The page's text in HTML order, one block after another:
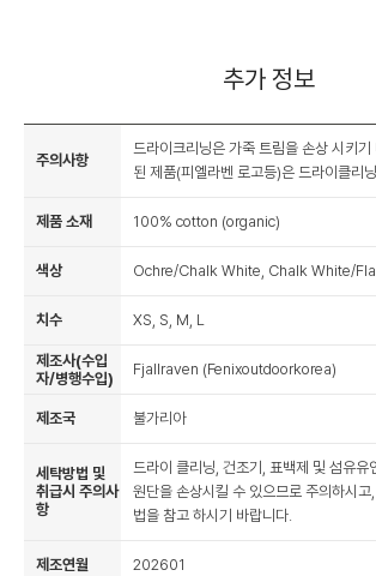
추가 정보
주의사항
드라이크리닝은 가죽 트림을 손상 시키
된 제품(피엘라벤 로고등)은 드라이클리
제품 소재 100% cotton (organic)
색상 Ochre/Chalk White, Chalk White/
치수 XS, S, M, L
제조사(수입
자/병행수입)
Fjallraven (Fenixoutdoorkorea)
제조국 불가리아
세탁방법 및
취급시 주의사
항
드라이 클리닝, 건조기, 표백제 및 섬유유
원단을 손상시킬 수 있으므로 주의하시
법을 참고 하시기 바랍니다.
제조연월 202601